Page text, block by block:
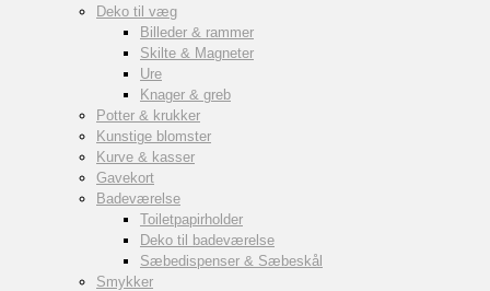
Deko til væg
Billeder & rammer
Skilte & Magneter
Ure
Knager & greb
Potter & krukker
Kunstige blomster
Kurve & kasser
Gavekort
Badeværelse
Toiletpapirholder
Deko til badeværelse
Sæbedispenser & Sæbeskål
Smykker